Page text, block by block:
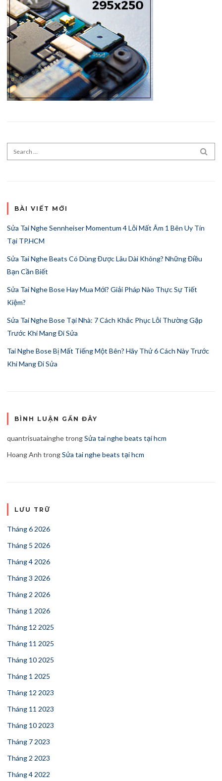
Search for:
BÀI VIẾT MỚI
Sửa Tai Nghe Sennheiser Momentum 4 Lỗi Mất Âm 1 Bên Uy Tín
Tại TP.HCM
Sửa Tai Nghe Beats Có Dùng Được Lâu Dài Không? Những Điều
Bạn Cần Biết
Sửa Tai Nghe Bose Hay Mua Mới? Giải Pháp Nào Thực Sự Tiết
Kiệm?
Sửa Tai Nghe Bose Tại Nhà: 7 Cách Khắc Phục Lỗi Thường Gặp
Trước Khi Mang Đi Sửa
Tai Nghe Bose Bị Mất Tiếng Một Bên? Hãy Thử 6 Cách Này Trước
Khi Mang Đi Sửa
BÌNH LUẬN GẦN ĐÂY
quantrisuatainghetrongSửa tai nghe beats tại hcm
Hoang Anh trongSửa tai nghe beats tại hcm
LƯU TRỮ
Tháng 6 2026
Tháng 5 2026
Tháng 4 2026
Tháng 3 2026
Tháng 2 2026
Tháng 1 2026
Tháng 12 2025
Tháng 11 2025
Tháng 10 2025
Tháng 1 2025
Tháng 12 2023
Tháng 11 2023
Tháng 10 2023
Tháng 7 2023
Tháng 2 2023
Tháng 4 2022